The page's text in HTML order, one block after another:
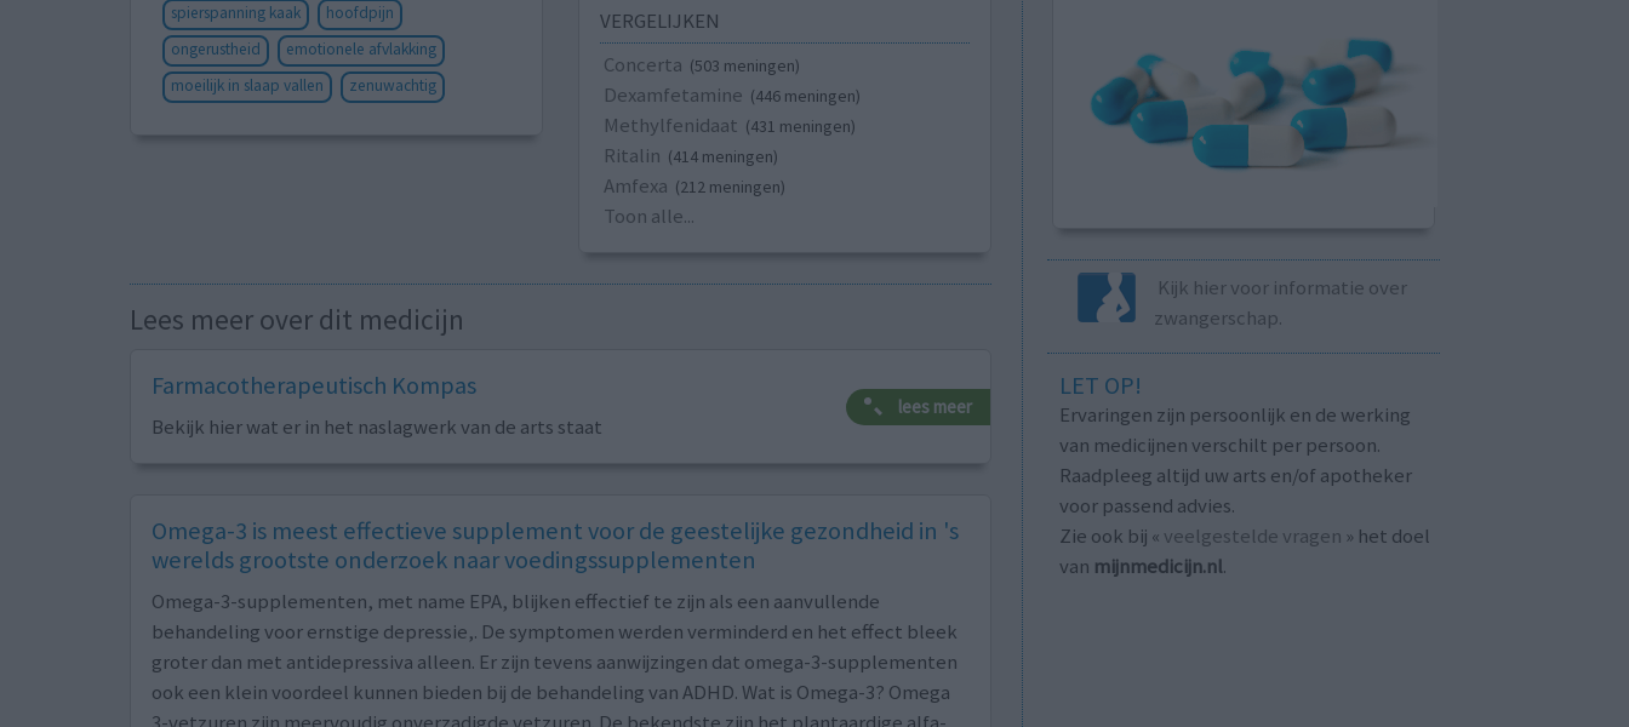
spierspanning kaak
hoofdpijn
ongerustheid
emotionele afvlakking
moeilijk in slaap vallen
zenuwachtig
VERGELIJKEN
Concerta (503 meningen)
Dexamfetamine (446 meningen)
Methylfenidaat (431 meningen)
Ritalin (414 meningen)
Amfexa (212 meningen)
Toon alle...
Lees meer over dit medicijn
Farmacotherapeutisch Kompas
Bekijk hier wat er in het naslagwerk van de arts staat
lees meer
Omega-3 is meest effectieve supplement voor de geestelijke gezondheid in 's
werelds grootste onderzoek naar voedingssupplementen
Omega-3-supplementen, met name EPA, blijken effectief te zijn als een aanvullende
behandeling voor ernstige depressie,. De symptomen werden verminderd en het effect bleek
groter dan met antidepressiva alleen. Er zijn tevens aanwijzingen dat omega-3-supplementen
ook een klein voordeel kunnen bieden bij de behandeling van ADHD. Wat is Omega-3? Omega
Kijk hier voor informatie over
zwangerschap.
LET OP!
Ervaringen zijn persoonlijk en de werking
van medicijnen verschilt per persoon.
Raadpleeg altijd uw arts en/of apotheker
voor passend advies.
Zie ook bij « veelgestelde vragen » het doel
van mijnmedicijn.nl.